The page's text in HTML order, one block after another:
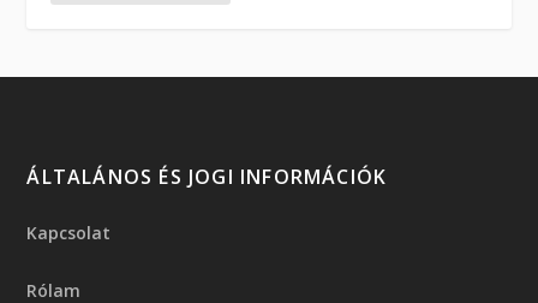
ÁLTALÁNOS ÉS JOGI INFORMÁCIÓK
Kapcsolat
Rólam